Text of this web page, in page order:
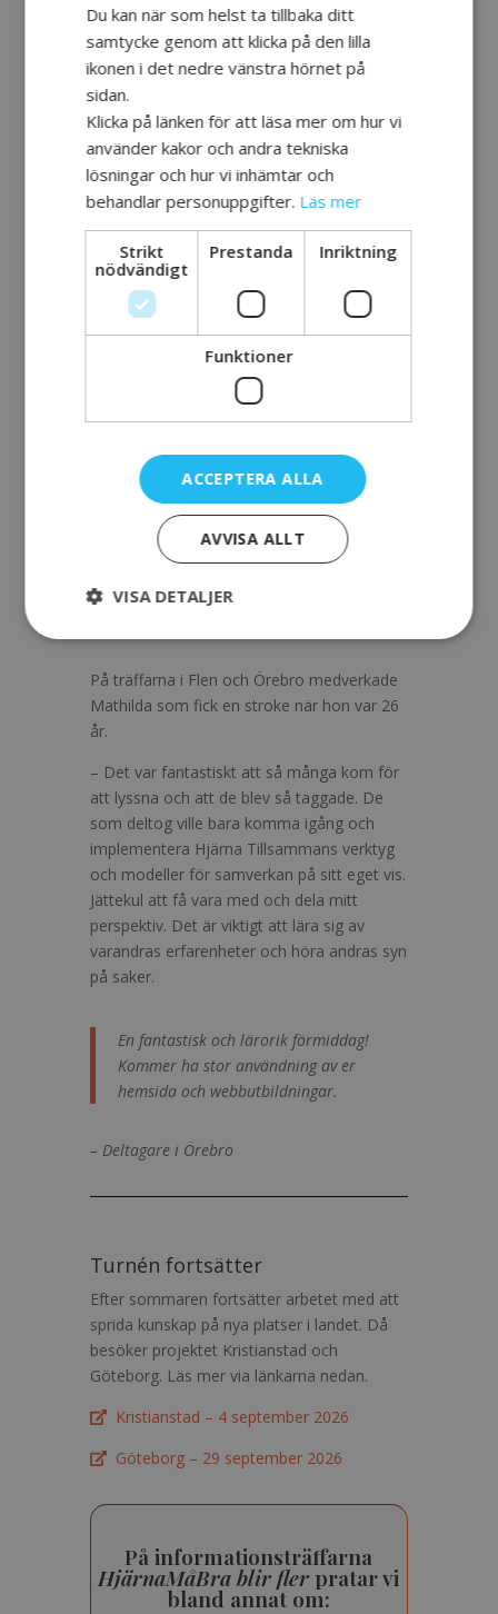
sig av sina erfarenheter av förvärvad
hjärnskada. Många inom vårdprofessionen
träffar oftast patienterna i den akuta fasen,
och för dem är det intressant att få höra
vad som händer senare i rehab-kedjan.
Christer medverkade på träffen i Uppsala
och berättade om sitt liv efter en
motorkrossolycka när han var 23 år.
– Jag tycker det är bland det roligaste som
finns att hålla föredrag om mina
erfarenheter. När man får igång ett samtal i
gruppen och de vågar fråga, då blir vi som
en stor familj. Det är kul att se hur folk
reagerar när jag berättar att jag klarar det
mesta själv, trots att jag är
halvsidesförlamad, och att jag fortfarande
gör framsteg.
Alltid extra givande att lyssna på egen
erfarenhet!
– Deltagare i Uppsala
På träffarna i Flen och Örebro medverkade
Mathilda som fick en stroke när hon var 26
år.
– Det var fantastiskt att så många kom för
att lyssna och att de blev så taggade. De
som deltog ville bara komma igång och
implementera Hjärna Tillsammans verktyg
och modeller för samverkan på sitt eget vis.
Jättekul att få vara med och dela mitt
perspektiv. Det är viktigt att lära sig av
varandras erfarenheter och höra andras syn
på saker.
En fantastisk och lärorik förmiddag!
Kommer ha stor användning av er
hemsida och webbutbildningar.
– Deltagare i Örebro
Turnén fortsätter
Efter sommaren fortsätter arbetet med att
sprida kunskap på nya platser i landet. Då
besöker projektet Kristianstad och
Göteborg. Läs mer via länkarna nedan.
Kristianstad – 4 september 2026
Göteborg – 29 september 2026
På informationsträffarna
HjärnaMåBra blir fler pratar vi
bland annat om:
Du kan när som helst ta tillbaka ditt
samtycke genom att klicka på den lilla
ikonen i det nedre vänstra hörnet på
sidan.
Klicka på länken för att läsa mer om hur vi
använder kakor och andra tekniska
lösningar och hur vi inhämtar och
behandlar personuppgifter. Läs mer
Strikt
nödvändigt
Prestanda Inriktning
Funktioner
ACCEPTERA ALLA
AVVISA ALLT
VISA DETALJER